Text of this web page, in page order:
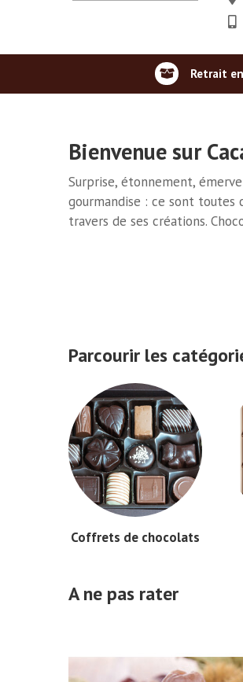
Retrait
Bienvenue sur
Surprise, étonnement,
gourmandise : ce sont toutes
travers de ses créations.
Parcourir les
Coffrets de chocolats
A ne pas rater